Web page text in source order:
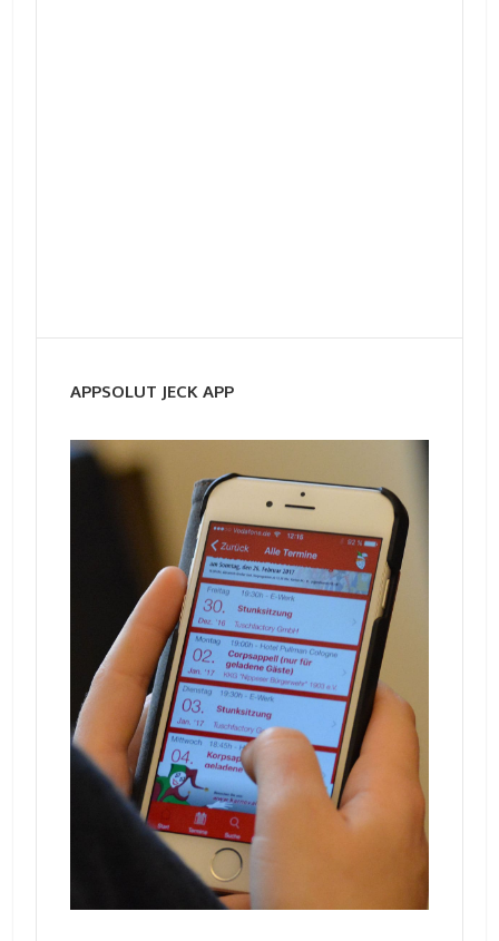
APPSOLUT JECK APP